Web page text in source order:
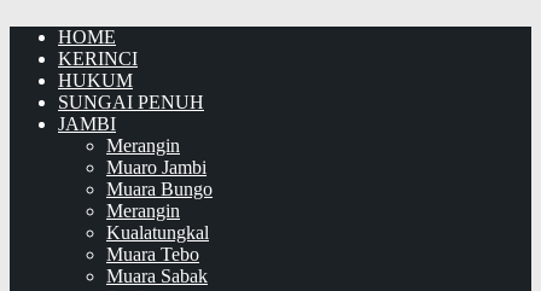
HOME
KERINCI
HUKUM
SUNGAI PENUH
JAMBI
Merangin
Muaro Jambi
Muara Bungo
Merangin
Kualatungkal
Muara Tebo
Muara Sabak